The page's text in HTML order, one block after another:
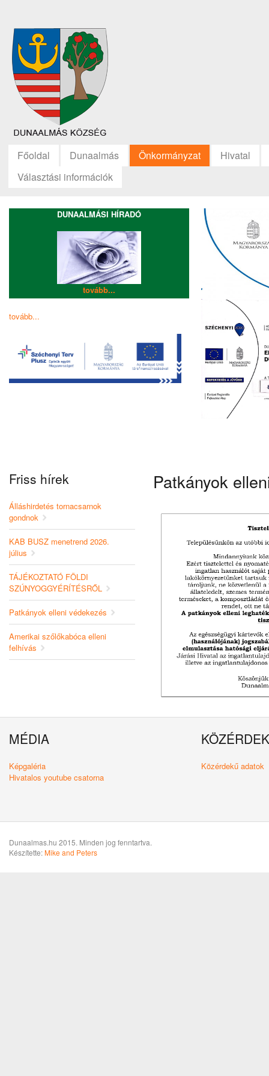
Főoldal Dunaalmás Önkormányzat
Hivatal
Választási információk
DUNAALMÁSI HÍRADÓ
tovább...
tovább...
Friss hírek
Álláshirdetés tornacsarnok
gondnok
KAB BUSZ menetrend 2026.
július
TÁJÉKOZTATÓ FÖLDI
SZÚNYOGGYÉRÍTÉSRŐL
Patkányok elleni védekezés
Amerikai szőlőkabóca elleni
felhívás
Patkányok
MÉDIA
Képgaléria
Hivatalos youtube csatorna
Közérdekű adatok
Dunaalmas.hu 2015. Minden jog fenntartva.
Készítette:Mike and Peters